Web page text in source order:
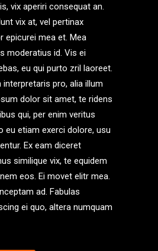
vix aperiri consequat an.
vix at, vel pertinax
epicurei mea et. Mea
moderatius id. Vis ei
eu qui purto zril laoreet.
pro, alia illum
dolor sit amet, te ridens
qui, per enim veritus
eu etiam exerci dolore, usu
Ex eam diceret
similique vix, te equidem
eos. Ei movet elitr mea.
ad. Fabulas
ei quo, altera numquam